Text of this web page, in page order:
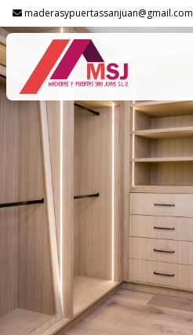
maderasypuertassanjuan@gmail.com